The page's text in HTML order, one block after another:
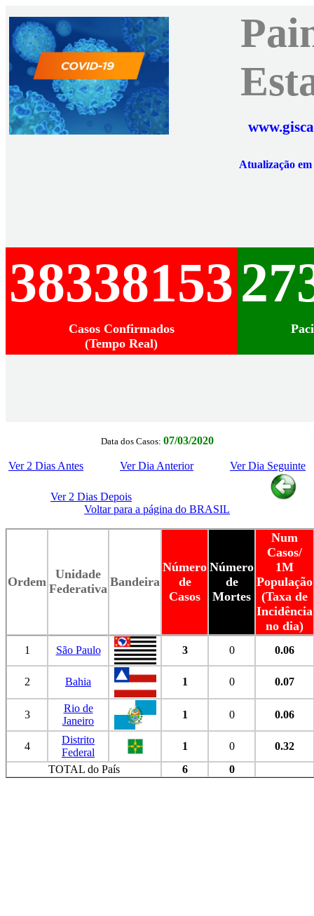
Atualização
38338153
Casos Confirmados
(Tempo Real)
Data dos Casos: 07/03/2020
Ver 2 Dias Antes Ver Dia Anterior Ver Dia Seguinte
Ver 2 Dias Depois
Voltar para a página do BRASIL
Ordem
Unidade
Federativa Bandeira
Número
de
Casos
Número
de
Mortes
Num
Casos/
1M
População
(Taxa de
Incidência
no dia)
1 São Paulo 3 0 0.06
2 Bahia 1 0 0.07
3
Rio de
Janeiro
1 0 0.06
4
Distrito
Federal
1 0
0.32
TOTAL do País
6 0